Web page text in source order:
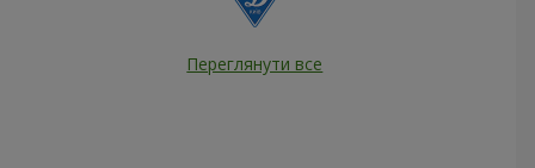
Переглянути все